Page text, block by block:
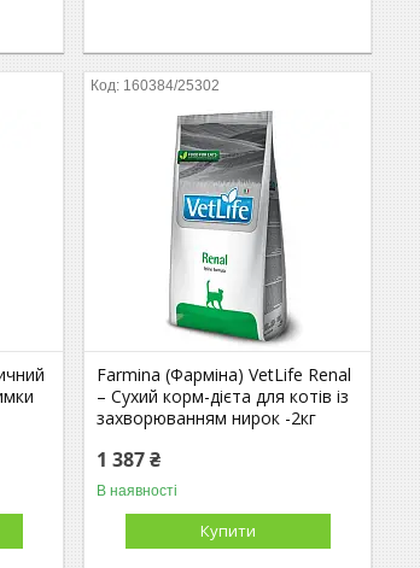
160384/25302
Farmina (Фарміна) VetLife Renal
– Сухий корм-дієта для котів із
захворюванням нирок -2кг
1 387 ₴
В наявності
Купити